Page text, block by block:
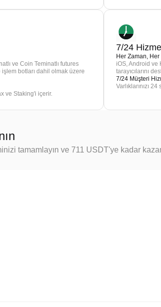
ve Coin Teminatlı futures
botları dahil olmak üzere
ve Staking'i içerir.
7/24
Her Zaman, Her
iOS, Android ve
tarayıcılarını
7/24 Müşteri
Varlıklarınızı
tamamlayın ve 711 USDT'ye kadar